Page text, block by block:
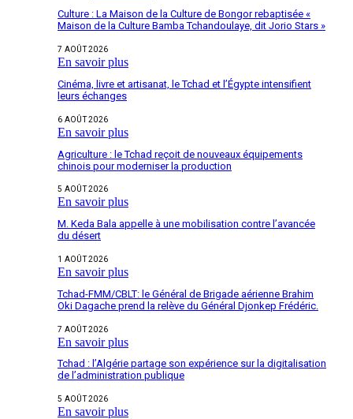
Culture : La Maison de la Culture de Bongor rebaptisée «
Maison de la Culture Bamba Tchandoulaye, dit Jorio Stars »
7 AOÛT 2026
En savoir plus
Cinéma, livre et artisanat, le Tchad et l’Égypte intensifient
leurs échanges
6 AOÛT 2026
En savoir plus
Agriculture : le Tchad reçoit de nouveaux équipements
chinois pour moderniser la production
5 AOÛT 2026
En savoir plus
M. Keda Bala appelle à une mobilisation contre l’avancée
du désert
1 AOÛT 2026
En savoir plus
Tchad-FMM/CBLT: le Général de Brigade aérienne Brahim
Oki Dagache prend la relève du Général Djonkep Frédéric.
7 AOÛT 2026
En savoir plus
Tchad : l’Algérie partage son expérience sur la digitalisation
de l’administration publique
5 AOÛT 2026
En savoir plus